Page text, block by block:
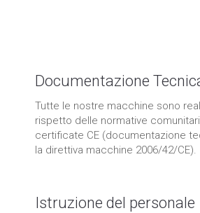
Documentazione
Tutte le nostre macchine sono
rispetto delle normative
certificate CE (documentazione
la direttiva macchine 2006/42/CE).
Istruzione del personale